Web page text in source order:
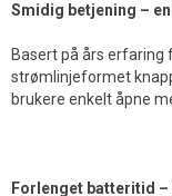
Smidig betjening –
Basert på års erfaring
strømlinjeformet
brukere enkelt åpne
Forlenget batteritid –